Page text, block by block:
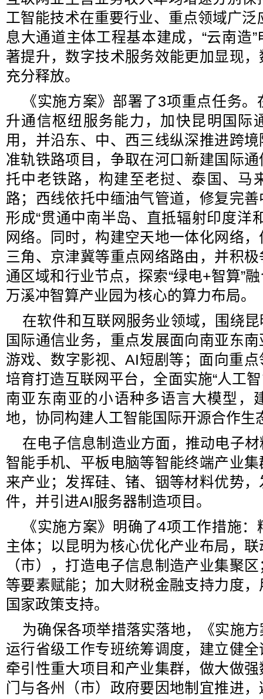
工智能技术在重要行业、重点领域广
息大通道主体工程基本建成，“云南造
著提升，数字技术服务效能更加显现
充分释放。
《实施方案》部署了3项重点任务
升通信枢纽服务能力，加快昆明国际
用，并沿东、中、西三线纵深推进跨
准轨铁路项目，争取在河口新建国际
托中老铁路，构建至老挝、泰国、马
路；西线依托中缅油气管道，修复完
形成“贯通中南半岛、直抵辐射印度洋
网络。同时，构建空天地一体化网络
三角、京津冀等重点网络路由，并积
通区域和行业节点，探索“绿电+智算”
万溪冲智算产业园为核心的算力布局。
在软件和互联网服务业领域，围绕
国际通信业务，重点发展面向南亚东
游戏、数字影视、AI短剧等；面向重
培育打造互联网平台，全面实施“人工
南亚东南亚的小语种多语言大模型，
地，协同构建人工智能国际开源合作生
在电子信息制造业方面，推动电子
智能手机、平板电脑等智能终端产业
来产业；发挥硅、锗、铟等材料优势
件，并引进AI服务器制造项目。
《实施方案》明确了4项工作措施
主体；以昆明为核心优化产业布局，
（市），打造电子信息制造产业集聚
等要素赋能；加大财税金融支持力度
国家政策支持。
为确保各项举措落实落地，《实施
运行省级工作专班统筹调度，建立健
牵引性重大项目和产业集群，做大做
门与各州（市）政府要因地制宜推进